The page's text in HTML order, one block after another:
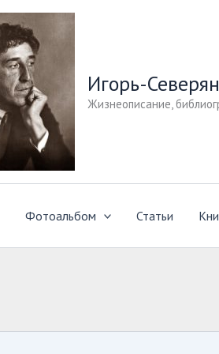
Игорь-
Жизнеописание,
Фотоальбом Статьи